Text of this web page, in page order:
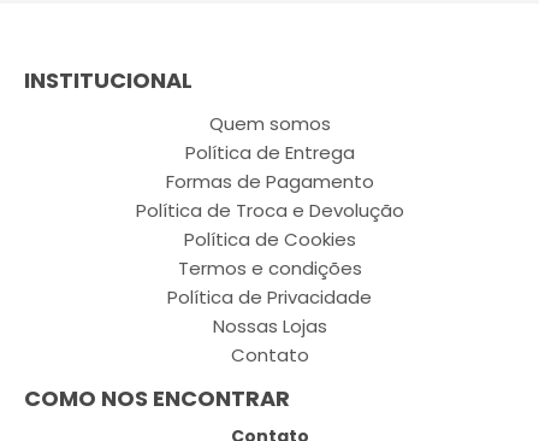
INSTITUCIONAL
Quem somos
Política de Entrega
Formas de Pagamento
Política de Troca e Devolução
Política de Cookies
Termos e condições
Política de Privacidade
Nossas Lojas
Contato
COMO NOS ENCONTRAR
Contato